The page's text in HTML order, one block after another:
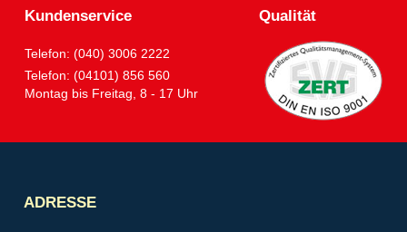
Kundenservice
Telefon: (040) 3006 2222
Telefon: (04101) 856 560
Montag bis Freitag, 8 - 17 Uhr
Qualität
ADRESSE